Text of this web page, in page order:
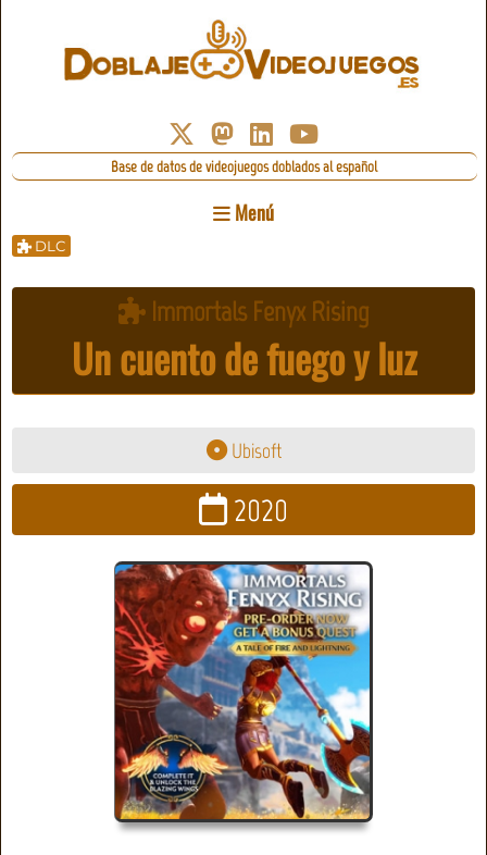
Base de datos de videojuegos doblados al español
Menú
DLC
Immortals Fenyx Rising
Un cuento de fuego y luz
Ubisoft
2020